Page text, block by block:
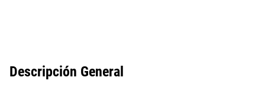
Descripción General